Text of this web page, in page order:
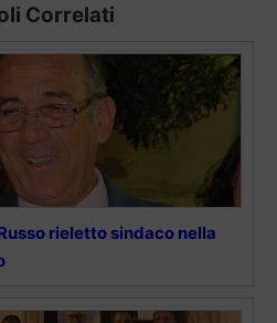
Correlati
rieletto sindaco nella